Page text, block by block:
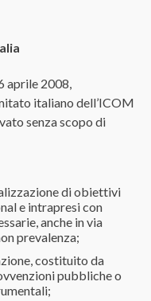
aprile 2008,
italiano dell’ICOM
senza scopo di
di obiettivi
e intrapresi con
anche in via
prevalenza;
costituito da
pubbliche o